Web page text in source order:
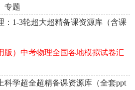
专题
：1-3轮超大超精备课资源库（含课
版）中考物理全国各地模拟试卷汇
科学超全超精备课资源库（全套ppt